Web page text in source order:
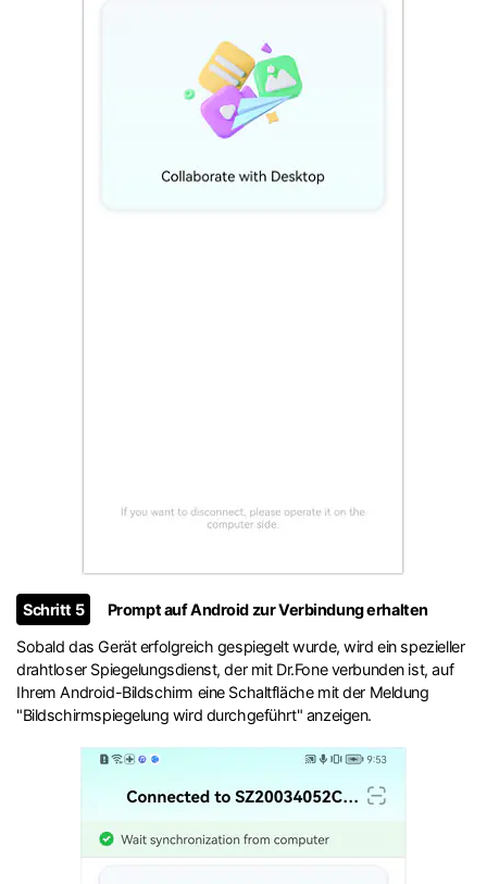
Schritt 5
Prompt auf Android zur Verbindung erhalten
Sobald das Gerät erfolgreich gespiegelt wurde, wird ein spezieller
drahtloser Spiegelungsdienst, der mit Dr.Fone verbunden ist, auf
Ihrem Android-Bildschirm eine Schaltfläche mit der Meldung
"Bildschirmspiegelung wird durchgeführt" anzeigen.